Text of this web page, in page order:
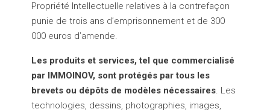
Propriété Intellectuelle relatives à la contrefaçon
punie de trois ans d’emprisonnement et de 300
000 euros d’amende.
Les produits et services, tel que commercialisé
par IMMOINOV, sont protégés par tous les
brevets ou dépôts de modèles nécessaires. Les
technologies, dessins, photographies, images,